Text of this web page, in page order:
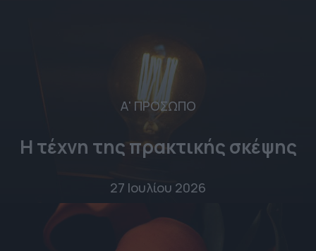
Α' ΠΡΟΣΩΠΟ
Η τέχνη της πρακτικής σκέψης
27 Ιουλίου 2026